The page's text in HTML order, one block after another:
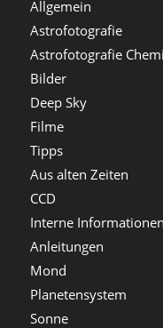
Allgemein
Astrofotografie
Astrofotografie
Bilder
Deep Sky
Filme
Tipps
Aus alten Zeiten
CCD
Interne Informationen
Anleitungen
Mond
Planetensystem
Sonne